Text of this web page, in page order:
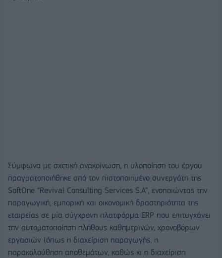
Σύμφωνα με σχετική ανακοίνωση, η υλοποίηση του έργου
πραγματοποιήθηκε από τον πιστοποιημένο συνεργάτη της
SoftOne “Revival Consulting Services S.A”, ενοποιώντας την
παραγωγική, εμπορική και οικονομική δραστηριότητα της
εταιρείας σε μία σύγχρονη πλατφόρμα ERP που επιτυγχάνει
την αυτοματοποίηση πλήθους καθημερινών, χρονοβόρων
εργασιών (όπως η διαχείριση παραγωγής, η
παρακολούθηση αποθεμάτων, καθώς κι η διαχείριση